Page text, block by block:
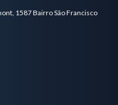
1587 Bairro São Francisco